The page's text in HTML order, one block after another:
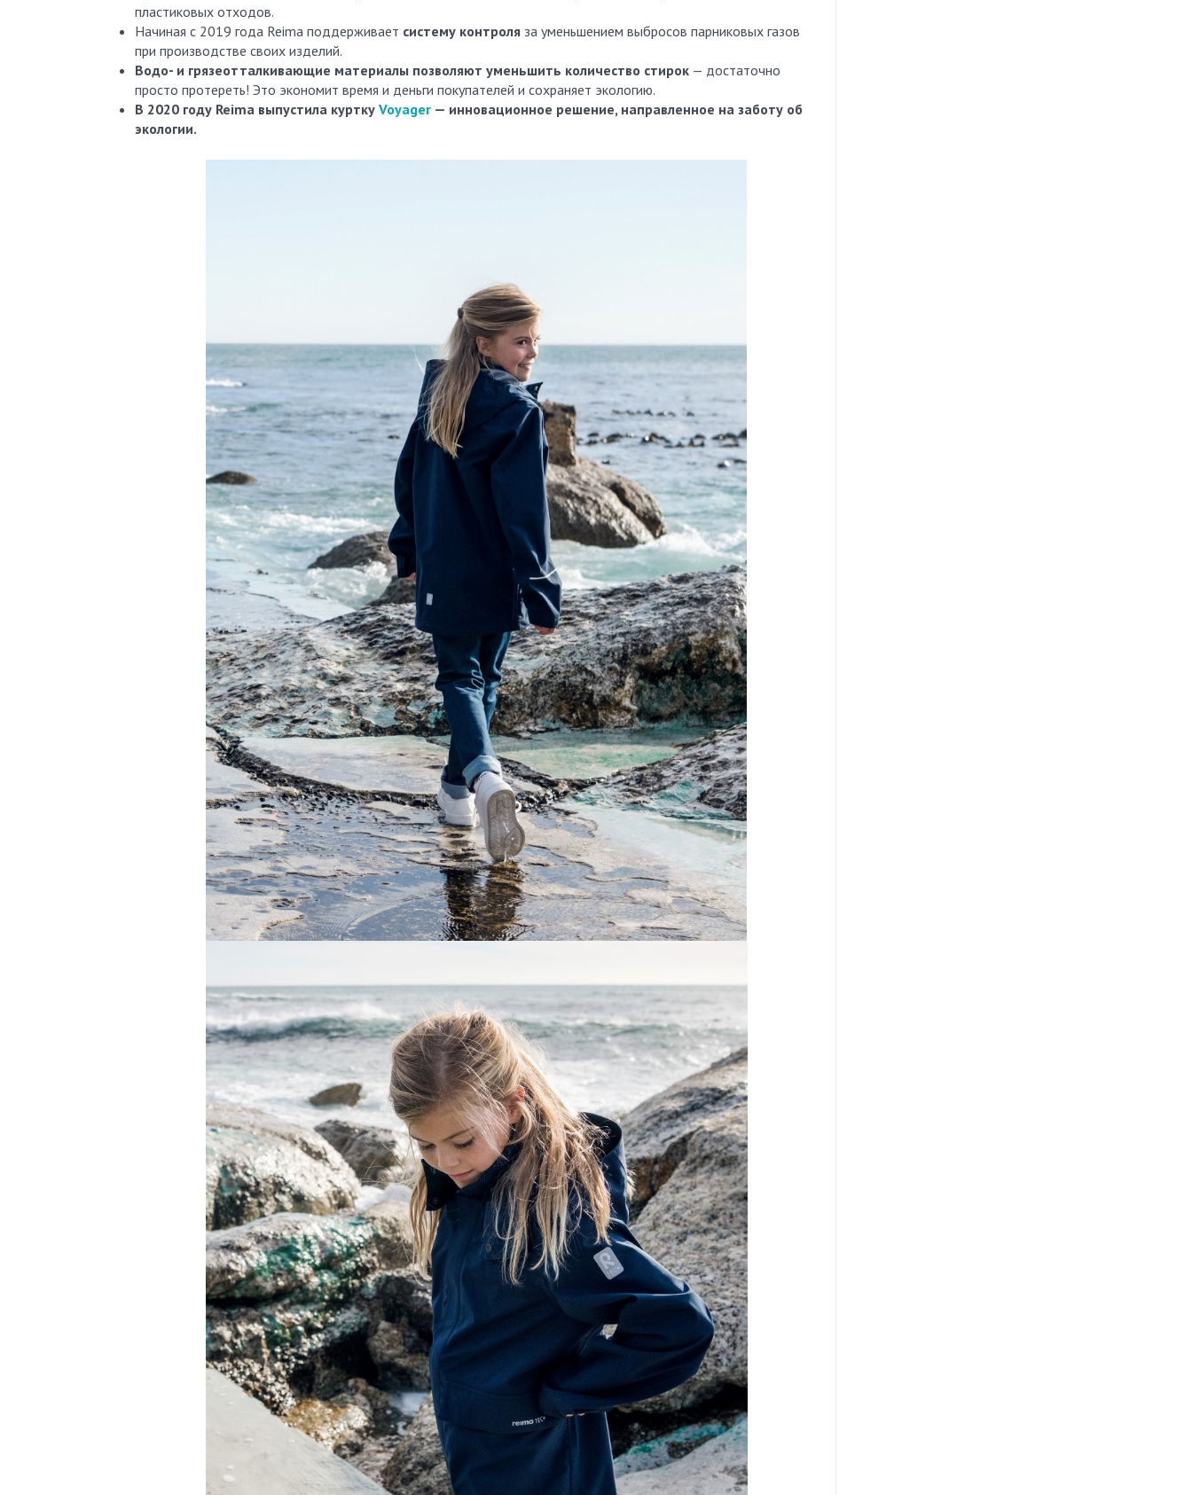
пластиковых отходов.
Начиная с 2019 года Reima поддерживает систему контроля за уменьшением выбросов парниковых газов
при производстве своих изделий.
Водо- и грязеотталкивающие материалы позволяют уменьшить количество стирок — достаточно
просто протереть! Это экономит время и деньги покупателей и сохраняет экологию.
В 2020 году Reima выпустила куртку Voyager — инновационное решение, направленное на заботу об
экологии.